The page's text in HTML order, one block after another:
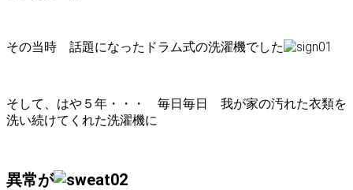
その当時 話題になったドラム式の洗濯機でした
そして、はや５年・・・ 毎日毎日 我が家の汚れた衣類を
洗い続けてくれた洗濯機に
異常が